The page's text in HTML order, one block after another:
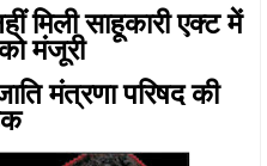
मिली साहूकारी एक्ट में
मंजूरी
मंत्रणा परिषद की